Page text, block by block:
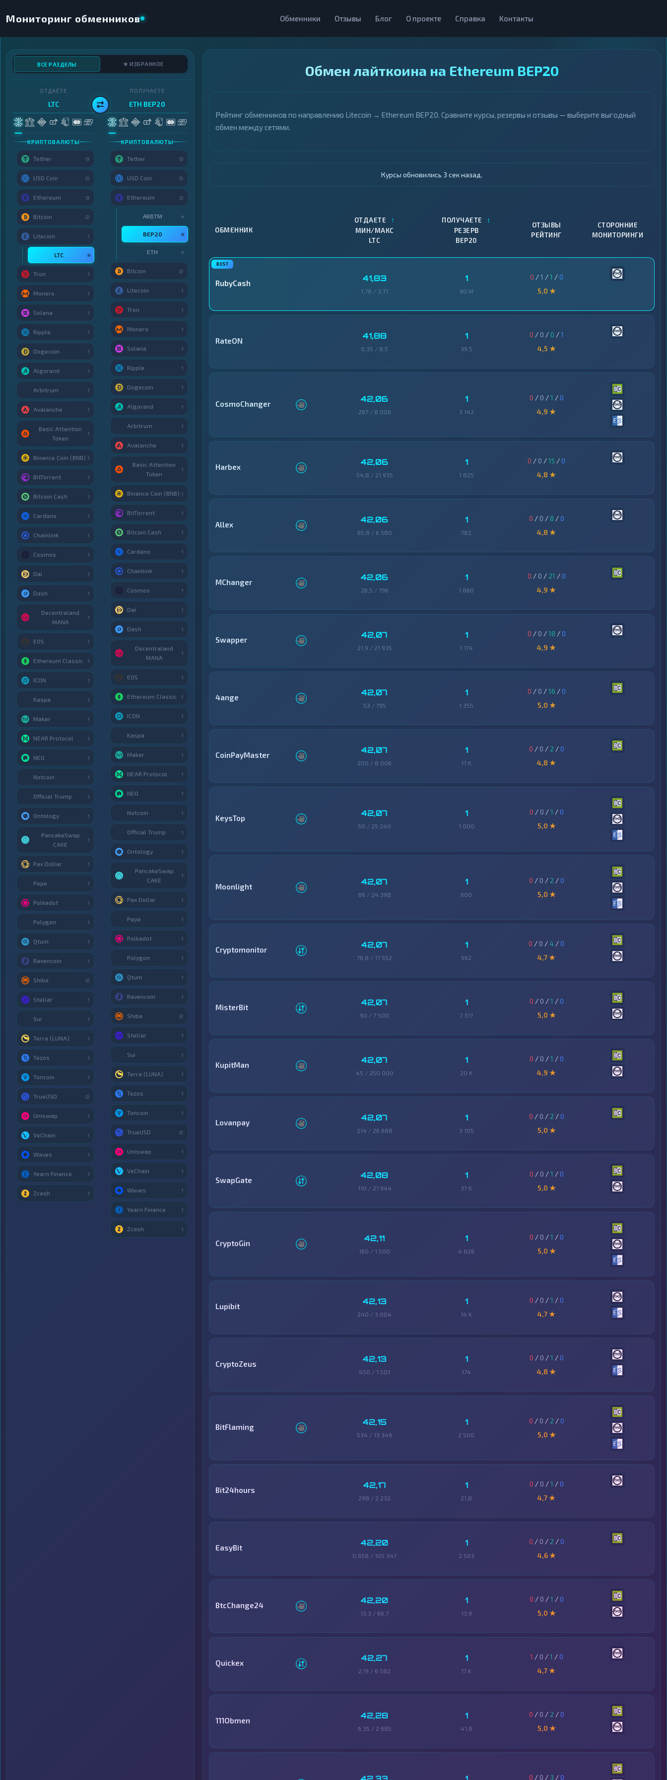
Мониторинг обменников Обменники Отзывы Блог О проекте Справка Контакты
Обмен лайткоина на Ethereum BEP20
Рейтинг обменников по направлению Litecoin → Ethereum BEP20. Сравните курсы, резервы и отзывы — выберите выгодный
обмен между сетями.
Курсы обновились 4 сек назад.
ОБМЕННИК
ОТДАЕТЕ ↑
МИН/МАКС
LTC
ПОЛУЧАЕТЕ ↕
РЕЗЕРВ
BEP20
ОТЗЫВЫ
РЕЙТИНГ
СТОРОННИЕ
МОНИТОРИНГИ
RubyCash 41,83
1,78 / 3,71
1
90 M
0 /1 /1 /0
5,0 ★
RateON 41,88
0,35 / 8,5
1
39,5
0 / 0 / 0 /1
4,5 ★
CosmoChanger 42,06
267 / 8 006
1
3 142
0 / 0 /1 /0
4,9 ★
Harbex 42,06
54,8 / 21 935
1
1 825
0 / 0 /15 /0
4,8 ★
Allex 42,06
65,8 / 6 580
1
782
0 / 0 / 8 /0
4,8 ★
MChanger 42,06
26,5 / 796
1
1 860
0 / 0 / 21 /0
4,9 ★
Swapper 42,07
21,9 / 21 935
1
1 174
0 / 0 /18 /0
4,9 ★
4ange 42,07
53 / 795
1
1 355
0 / 0 /16 /0
5,0 ★
CoinPayMaster 42,07
200 / 8 006
1
17 K
0 / 0 / 2 /0
4,8 ★
KeysTop 42,07
50 / 25 240
1
1 000
0 / 0 /1 /0
5,0 ★
Moonlight 42,07
66 / 24 398
1
600
0 / 0 / 2 /0
5,0 ★
Cryptomonitor 42,07
76,8 / 17 552
1
562
0 / 0 / 4 /0
4,7 ★
MisterBit 42,07
90 / 7 500
1
7 317
0 / 0 /1 /0
5,0 ★
KupitMan 42,07
45 / 250 000
1
20 K
0 / 0 /1 /0
4,9 ★
Lovanpay 42,07
214 / 26 688
1
3 105
0 / 0 / 2 /0
5,0 ★
SwapGate 42,08
110 / 21 944
1
37 K
0 / 0 /1 /0
5,0 ★
CryptoGin 42,11
160 / 1 500
1
4 826
0 / 0 /1 /0
5,0 ★
Lupibit 42,13
240 / 3 004
1
14 K
0 / 0 /1 /0
4,7 ★
CryptoZeus 42,13
450 / 1 501
1
174
0 / 0 /1 /0
4,8 ★
BitFlaming 42,15
534 / 13 349
1
2 500
0 / 0 / 2 /0
5,0 ★
Bit24hours 42,17
298 / 2 232
1
21,8
0 / 0 /1 /0
4,7 ★
EasyBit 42,20
0,658 / 105 347
1
2 503
0 / 0 / 2 /0
4,6 ★
BtcChange24 42,20
13,3 / 66,7
1
13,9
0 / 0 /1 /0
5,0 ★
Quickex 42,27
2,19 / 6 582
1
17 K
1 / 0 /1 /0
4,7 ★
111Obmen 42,28
6,35 / 2 685
1
41,8
0 / 0 / 2 /0
5,0 ★
0 / 0 / 3 /0
ВСЕ РАЗДЕЛЫ ★ ИЗБРАННОЕ
ОТДАЁТЕ
LTC
КРИПТОВАЛЮТЫ
Tether 9
USD Coin 5
Ethereum 3
Bitcoin 2
Litecoin 1
LTC ★
Tron 1
Monero 1
Solana 1
Ripple 1
Dogecoin 1
Algorand 1
Arbitrum 1
Avalanche 1
Basic Attention
Token
1
Binance Coin (BNB) 1
BitTorrent 1
Bitcoin Cash 1
Cardano 1
Chainlink 1
Cosmos 1
Dai 1
Dash 1
Decentraland
MANA
1
EOS 1
Ethereum Classic 1
ICON 1
Kaspa 1
Maker 1
NEAR Protocol 1
NEO 1
Notcoin 1
Official Trump 1
Ontology 1
PancakeSwap
CAKE
1
Pax Dollar 1
Pepe 1
Polkadot 1
Polygon 1
Qtum 1
Ravencoin 1
Shiba 2
Stellar 1
Sui 1
Terra (LUNA) 1
Tezos 1
Toncoin 1
TrueUSD 2
Uniswap 1
VeChain 1
Waves 1
Yearn Finance 1
Zcash 1
ПОЛУЧАЕТЕ
ETH BEP20
КРИПТОВАЛЮТЫ
Tether 9
USD Coin 5
Ethereum 3
ARBTM ★
BEP20 ★
ETH ★
Bitcoin 2
Litecoin 1
Tron 1
Monero 1
Solana 1
Ripple 1
Dogecoin 1
Algorand 1
Arbitrum 1
Avalanche 1
Basic Attention
Token
1
Binance Coin (BNB) 1
BitTorrent 1
Bitcoin Cash 1
Cardano 1
Chainlink 1
Cosmos 1
Dai 1
Dash 1
Decentraland
MANA
1
EOS 1
Ethereum Classic 1
ICON 1
Kaspa 1
Maker 1
NEAR Protocol 1
NEO 1
Notcoin 1
Official Trump 1
Ontology 1
PancakeSwap
CAKE
1
Pax Dollar 1
Pepe 1
Polkadot 1
Polygon 1
Qtum 1
Ravencoin 1
Shiba 2
Stellar 1
Sui 1
Terra (LUNA) 1
Tezos 1
Toncoin 1
TrueUSD 2
Uniswap 1
VeChain 1
Waves 1
Yearn Finance 1
Zcash 1